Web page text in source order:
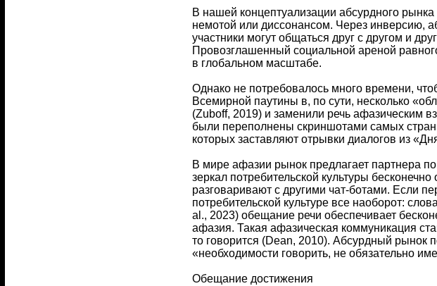
В нашей концептуализации абсурдного
немотой или диссонансом. Через инверсию,
участники могут общаться друг с другом и
Провозглашенный социальной ареной
в глобальном масштабе.
Однако не потребовалось много времени,
Всемирной паутины в, по сути, несколько
(Zuboff, 2019) и заменили речь афазическим
были переполнены скриншотами самых
которых заставляют отрывки диалогов из
В мире афазии рынок предлагает партнера
зеркал потребительской культуры
разговаривают с другими чат-ботами. Если
потребительской культуре все наоборот:
al., 2023) обещание речи обеспечивает
афазия. Такая афазическая коммуникация
то говорится (Dean, 2010). Абсурдный рынок
«необходимости говорить, не обязательно
Обещание достижения